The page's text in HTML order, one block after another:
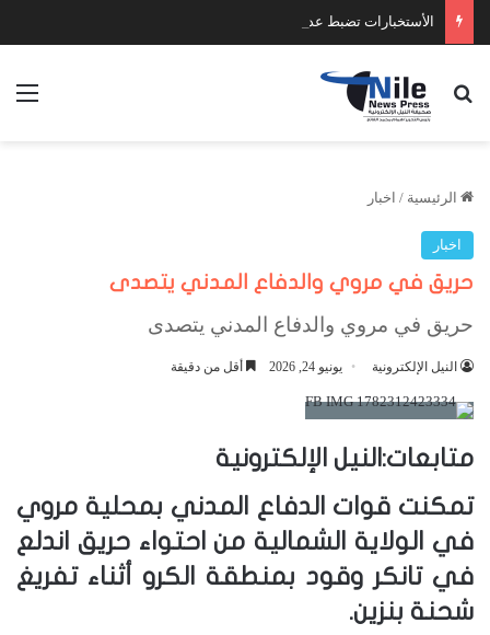
الأستخبارات تضبط عدد كبير من السلاح والمخدرات
بحث عن
الرئيسية / اخبار
اخبار
حريق في مروي والدفاع المدني يتصدى
حريق في مروي والدفاع المدني يتصدى
النيل الإلكترونية يونيو 24, 2026 أقل من دقيقة
متابعات:النيل الإلكترونية
تمكنت قوات الدفاع المدني بمحلية مروي
في الولاية الشمالية من احتواء حريق اندلع
في تانكر وقود بمنطقة الكرو أثناء تفريغ
شحنة بنزين.